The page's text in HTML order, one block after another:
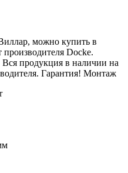
можно купить в
производителя Docke.
продукция в наличии на
Гарантия! Монтаж